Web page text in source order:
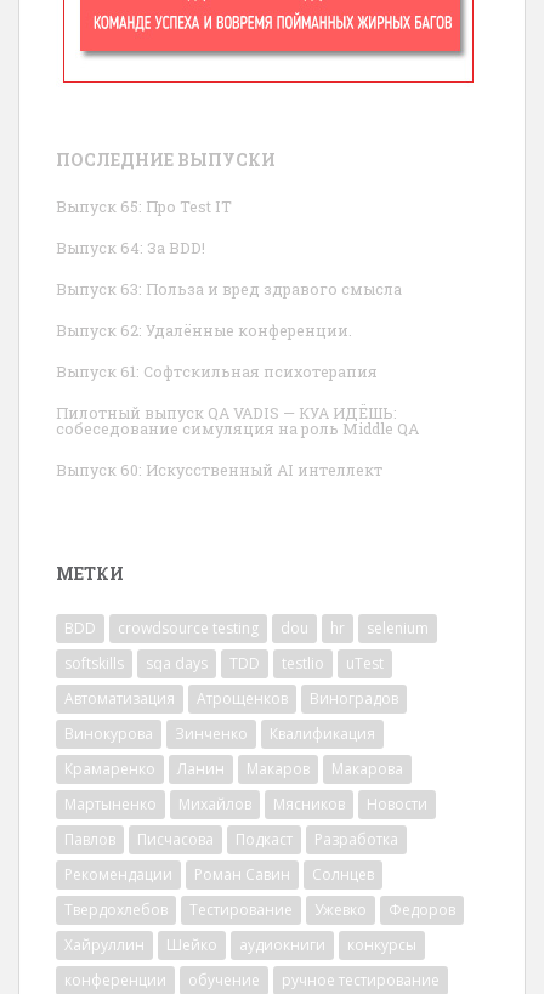
ПОСЛЕДНИЕ ВЫПУСКИ
Выпуск 65: Про Test IT
Выпуск 64: За BDD!
Выпуск 63: Польза и вред здравого смысла
Выпуск 62: Удалённые конференции.
Выпуск 61: Софтскильная психотерапия
Пилотный выпуск QA VADIS — КУА ИДЁШЬ:
собеседование симуляция на роль Middle QA
Выпуск 60: Искусственный AI интеллект
МЕТКИ
BDD crowdsource testing dou hr
selenium
softskills
sqa days TDD testlio
uTest
Автоматизация
Атрощенков
Виноградов
Винокурова
Зинченко
Квалификация
Крамаренко
Ланин Макаров
Макарова
Мартыненко
Михайлов Мясников
Новости
Павлов
Писчасова Подкаст
Разработка
Рекомендации
Роман Савин
Солнцев
Твердохлебов
Тестирование Ужевко
Федоров
Хайруллин
Шейко аудиокниги
конкурсы
конференции
обучение ручное тестирование